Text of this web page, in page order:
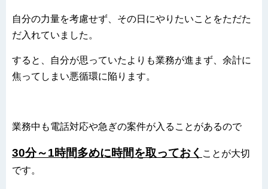
自分の力量を考慮せず、その日にやりたいことをただた
だ入れていました。
すると、自分が思っていたよりも業務が進まず、余計に
焦ってしまい悪循環に陥ります。
業務中も電話対応や急ぎの案件が入ることがあるので
30分～1時間多めに時間を取っておく こと が大切
です。